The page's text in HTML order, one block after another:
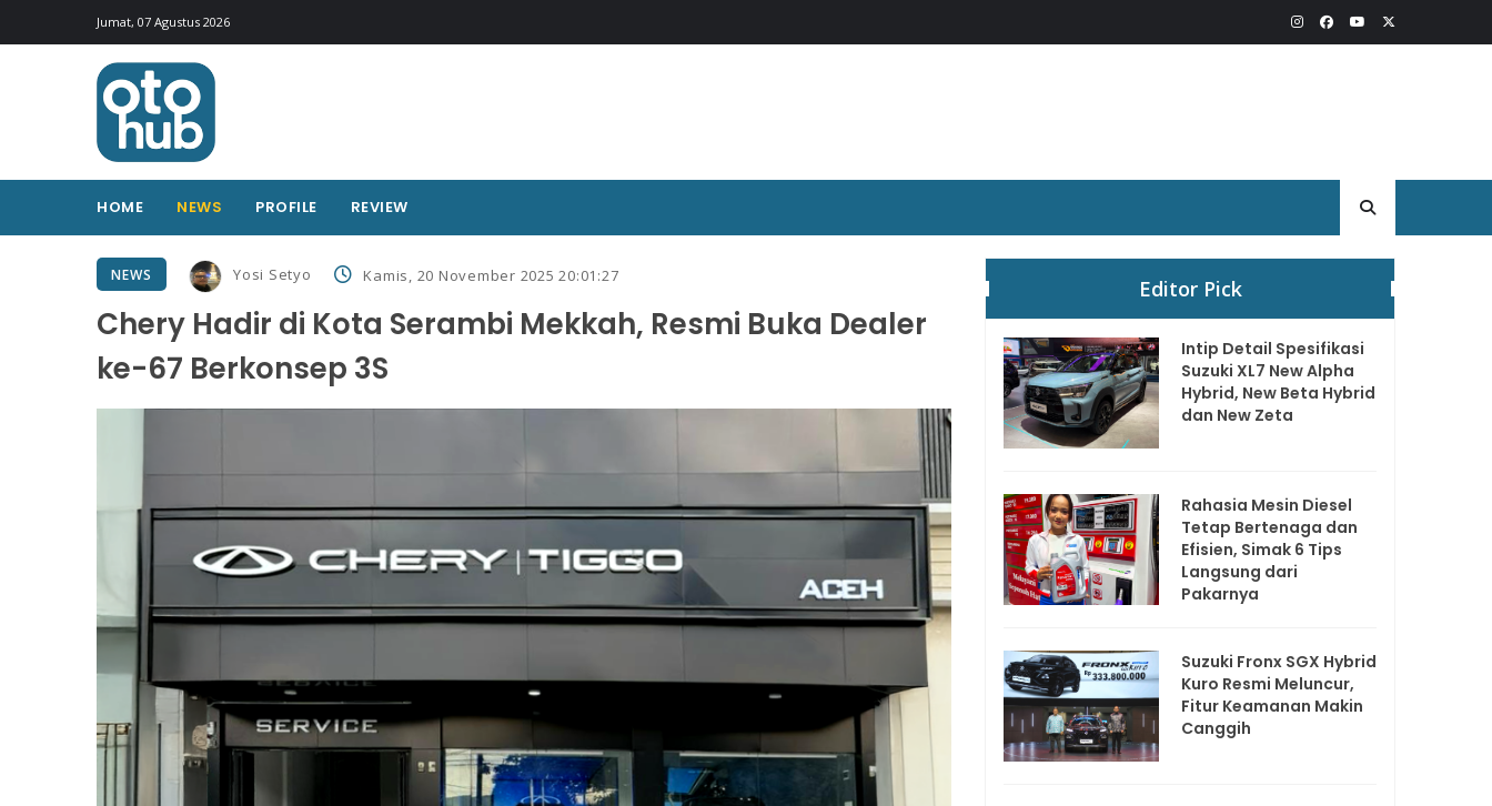
Jumat, 07 Agustus 2026
HOME NEWS PROFILE REVIEW
NEWS Yosi Setyo Kamis, 20 November 2025 20:01:27
Chery Hadir di Kota Serambi Mekkah, Resmi Buka Dealer
ke-67 Berkonsep 3S
Editor Pick
Intip Detail Spesifikasi
Suzuki XL7 New Alpha
Hybrid, New Beta Hybrid
dan New Zeta
Rahasia Mesin Diesel
Tetap Bertenaga dan
Efisien, Simak 6 Tips
Langsung dari
Pakarnya
Suzuki Fronx SGX Hybrid
Kuro Resmi Meluncur,
Fitur Keamanan Makin
Canggih